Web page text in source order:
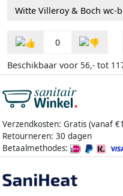
Witte Villeroy & Boch wc-
0
Beschikbaar voor 56,- tot
Verzendkosten: Gratis (vanaf
Retourneren: 30 dagen
Betaalmethodes: